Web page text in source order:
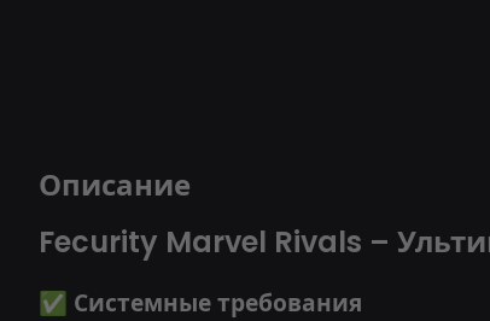
Описание
Fecurity Marvel Rivals –
✅ Системные требования